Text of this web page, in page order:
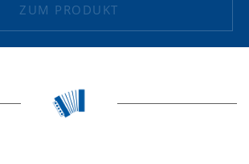
ZUM PRODUKT